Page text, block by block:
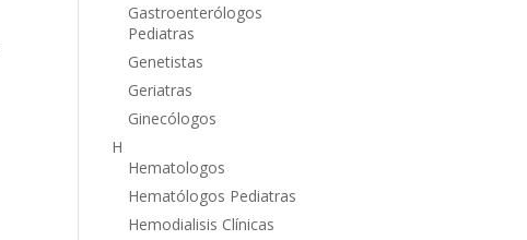
Gastroenterólogos
Pediatras
Genetistas
Geriatras
Ginecólogos
H
Hematologos
Hematólogos Pediatras
Hemodialisis Clínicas